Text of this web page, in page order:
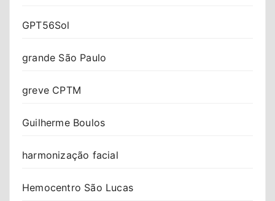
GPT56Sol
grande São Paulo
greve CPTM
Guilherme Boulos
harmonização facial
Hemocentro São Lucas